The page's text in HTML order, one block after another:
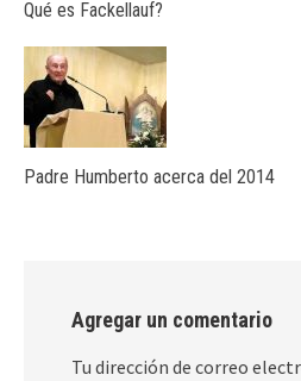
Qué es Fackellauf?
Padre Humberto acerca del 2014
Agregar un comentario
Tu dirección de correo